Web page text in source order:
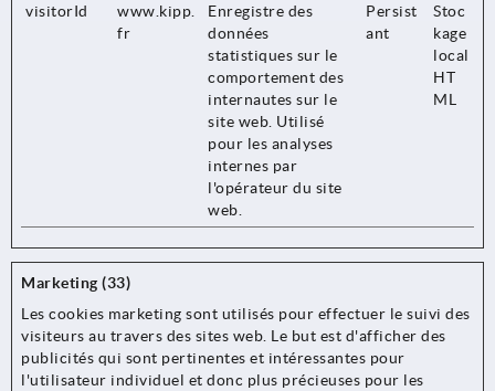
visitorId
www.kipp.
fr
Enregistre des
données
statistiques sur le
comportement des
internautes sur le
site web. Utilisé
pour les analyses
internes par
l'opérateur du site
web.
Persist
ant
Stoc
kage
local
HT
ML
Marketing (33)
Les cookies marketing sont utilisés pour effectuer le suivi des
visiteurs au travers des sites web. Le but est d'afficher des
publicités qui sont pertinentes et intéressantes pour
l'utilisateur individuel et donc plus précieuses pour les